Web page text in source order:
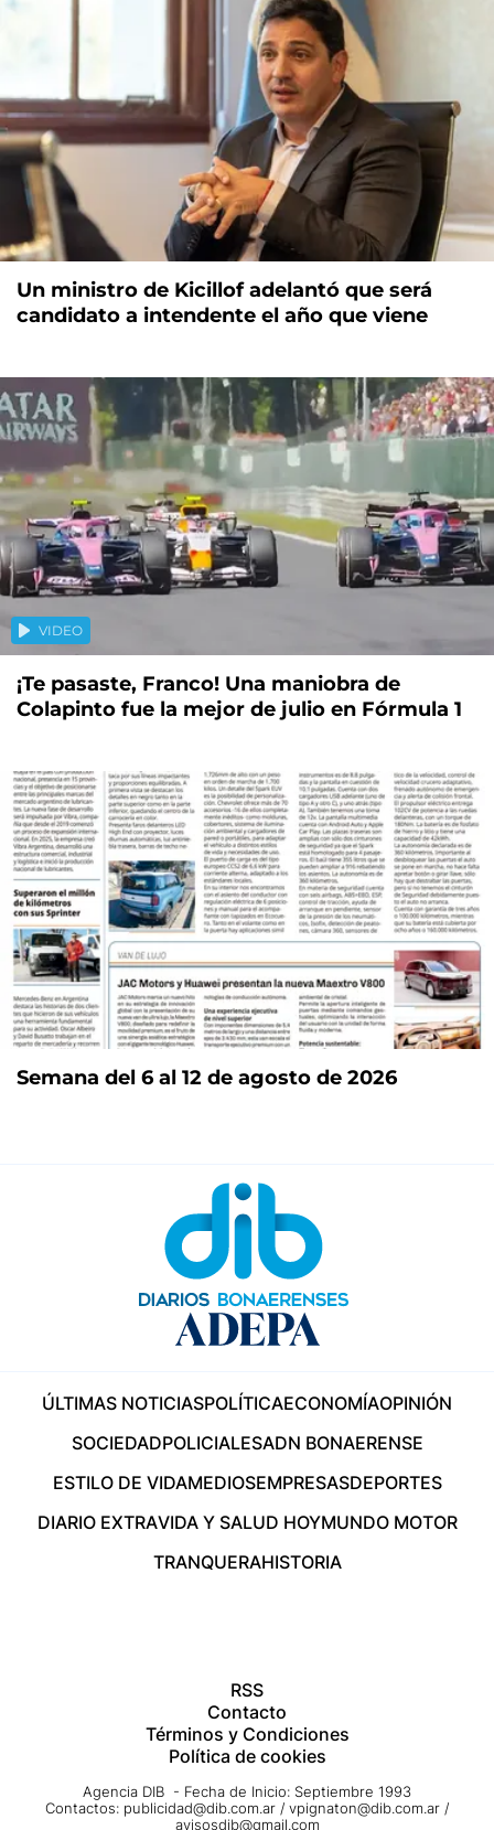
Un ministro de Kicillof adelantó que será
candidato a intendente el año que viene
VIDEO
¡Te pasaste, Franco! Una maniobra de
Colapinto fue la mejor de julio en Fórmula 1
Semana del 6 al 12 de agosto de 2026
ÚLTIMAS NOTICIASPOLÍTICAECONOMÍAOPINIÓN
SOCIEDADPOLICIALESADN BONAERENSE
ESTILO DE VIDAMEDIOSEMPRESASDEPORTES
DIARIO EXTRAVIDA Y SALUD HOYMUNDO MOTOR
TRANQUERAHISTORIA
RSS
Contacto
Términos y Condiciones
Política de cookies
Agencia DIB - Fecha de Inicio: Septiembre 1993
Contactos: publicidad@dib.com.ar / vpignaton@dib.com.ar /
avisosdib@gmail.com